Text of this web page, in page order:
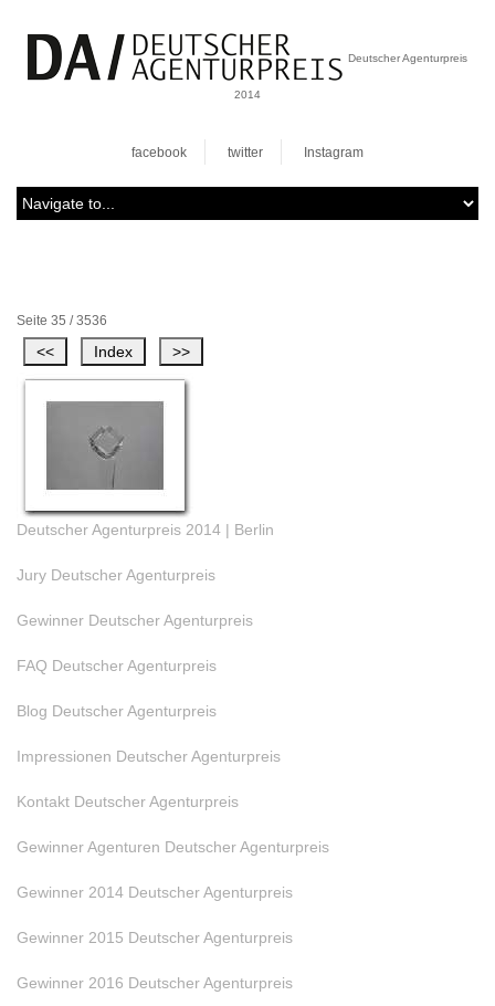
Deutscher Agenturpreis
2014
facebook twitter Instagram
Seite 35 / 3536
Deutscher Agenturpreis 2014 | Berlin
Jury Deutscher Agenturpreis
Gewinner Deutscher Agenturpreis
FAQ Deutscher Agenturpreis
Blog Deutscher Agenturpreis
Impressionen Deutscher Agenturpreis
Kontakt Deutscher Agenturpreis
Gewinner Agenturen Deutscher Agenturpreis
Gewinner 2014 Deutscher Agenturpreis
Gewinner 2015 Deutscher Agenturpreis
Gewinner 2016 Deutscher Agenturpreis